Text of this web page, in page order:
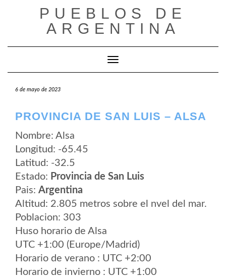
PUEBLOS DE
ARGENTINA
Cambiar modo de navegación
6 de mayo de 2023
PROVINCIA DE SAN LUIS – ALSA
Nombre: Alsa
Longitud: -65.45
Latitud: -32.5
Estado: Provincia de San Luis
Pais: Argentina
Altitud: 2.805 metros sobre el nvel del mar.
Poblacion: 303
Huso horario de Alsa
UTC +1:00 (Europe/Madrid)
Horario de verano : UTC +2:00
Horario de invierno : UTC +1:00